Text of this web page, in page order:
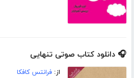
🎧 دانلود کتاب صوتی تنهایی
از:فرانتس کافکا